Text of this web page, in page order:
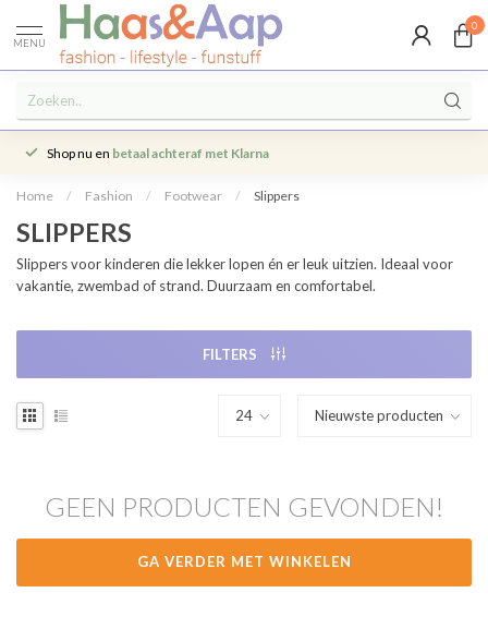
MENU
0
Shop nu en betaal achteraf met Klarna
Home / Fashion / Footwear / Slippers
SLIPPERS
Slippers voor kinderen die lekker lopen én er leuk uitzien. Ideaal voor
vakantie, zwembad of strand. Duurzaam en comfortabel.
FILTERS
GEEN PRODUCTEN GEVONDEN!
GA VERDER MET WINKELEN